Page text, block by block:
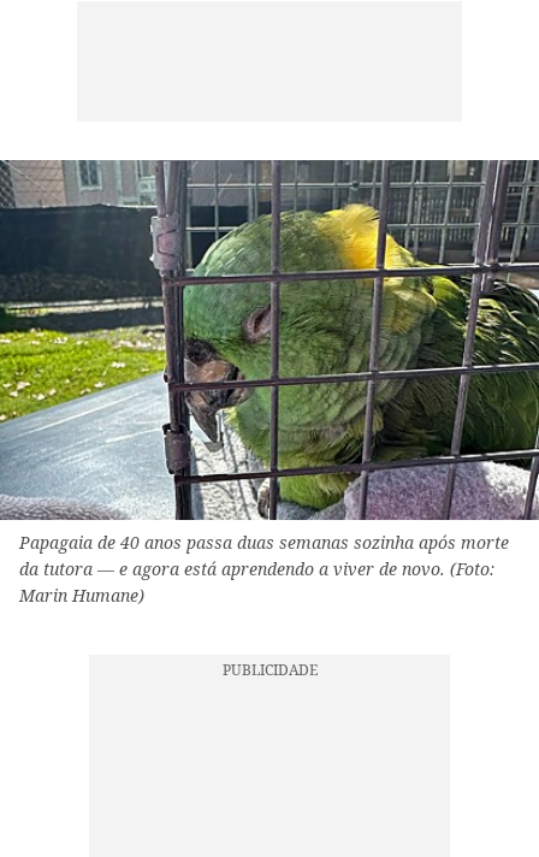
Papagaia de 40 anos passa duas semanas sozinha após morte
da tutora — e agora está aprendendo a viver de novo. (Foto:
Marin Humane)